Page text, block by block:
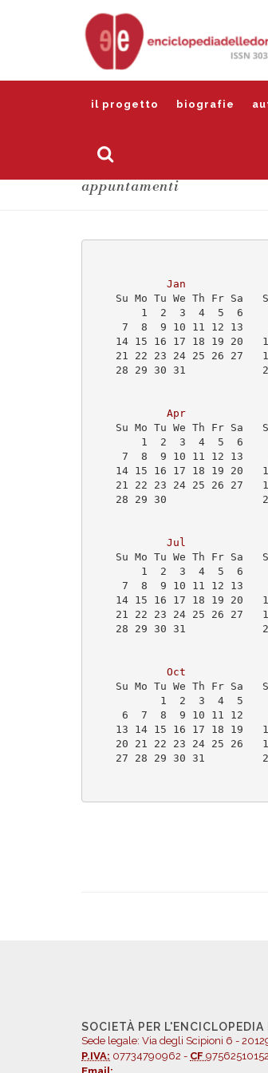
il progetto biografie
appuntamenti
Jan
Su Mo Tu We Th Fr Sa
1  2  3  4  5  6
7  8  9 10 11 12 13
14 15 16 17 18 19 20
21 22 23 24 25 26 27
28 29 30 31
Apr
Su Mo Tu We Th Fr Sa
1  2  3  4  5  6
7  8  9 10 11 12 13
14 15 16 17 18 19 20
21 22 23 24 25 26 27
28 29 30
Jul
Su Mo Tu We Th Fr Sa
1  2  3  4  5  6
7  8  9 10 11 12 13
14 15 16 17 18 19 20
21 22 23 24 25 26 27
28 29 30 31
Oct
Su Mo Tu We Th Fr Sa
1  2  3  4  5
6  7  8  9 10 11 12
13 14 15 16 17 18 19
20 21 22 23 24 25 26
27 28 29 30 31
SOCIETÀ PER
Sede legale: Via degli Scipioni 6 -
P.IVA: 07734790962 - CF 97562510152